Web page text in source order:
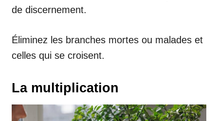
de discernement.
Éliminez les branches mortes ou malades et
celles qui se croisent.
La multiplication